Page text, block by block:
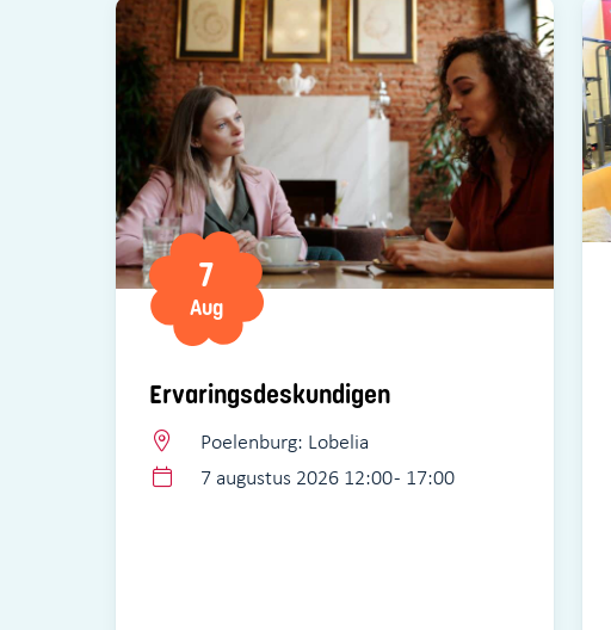
Ervaringsdeskundigen
7
Aug
Poelenburg: Lobelia
7 augustus 2026 12:00 - 17:00